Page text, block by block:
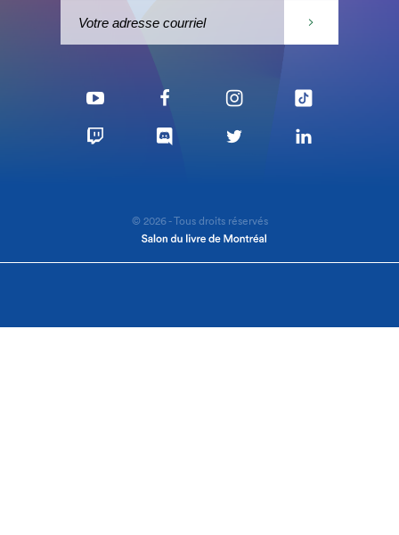
© 2026 - Tous droits réservés